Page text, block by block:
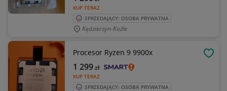
KUP TERAZ
SPRZEDAJĄCY: OSOBA PRYWATNA
Kędzierzyn-Koźle
Procesor Ryzen 9 9900x
KUP TERAZ
1 299zł
SPRZEDAJĄCY: OSOBA PRYWATNA